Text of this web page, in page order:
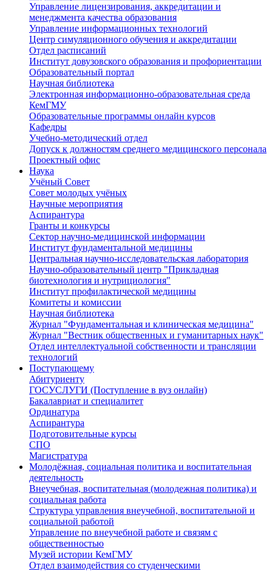
Управление лицензирования, аккредитации и
менеджмента качества образования
Управление информационных технологий
Центр симуляционного обучения и аккредитации
Отдел расписаний
Институт довузовского образования и профориентации
Образовательный портал
Научная библиотека
Электронная информационно-образовательная среда
КемГМУ
Образовательные программы онлайн курсов
Кафедры
Учебно-методический отдел
Допуск к должностям среднего медицинского персонала
Проектный офис
Наука
Учёный Cовет
Совет молодых учёных
Научные мероприятия
Аспирантура
Гранты и конкурсы
Сектор научно-медицинской информации
Институт фундаментальной медицины
Центральная научно-исследовательская лаборатория
Научно-образовательный центр "Прикладная
биотехнология и нутрициология"
Институт профилактической медицины
Комитеты и комиссии
Научная библиотека
Журнал "Фундаментальная и клиническая медицина"
Журнал "Вестник общественных и гуманитарных наук"
Отдел интеллектуальной собственности и трансляции
технологий
Поступающему
Абитуриенту
ГОСУСЛУГИ (Поступление в вуз онлайн)
Бакалавриат и специалитет
Ординатура
Аспирантура
Подготовительные курсы
СПО
Магистратура
Молодёжная, социальная политика и воспитательная
деятельность
Внеучебная, воспитательная (молодежная политика) и
социальная работа
Структура управления внеучебной, воспитательной и
социальной работой
Управление по внеучебной работе и связям с
общественностью
Музей истории КемГМУ
Отдел взаимодействия со студенческими